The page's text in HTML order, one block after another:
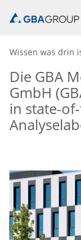
Wissen was drin
Die GBA
GmbH
in state-